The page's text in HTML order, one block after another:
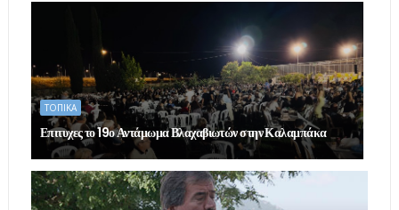
ΤΟΠΙΚΑ
Επιτυχες το 19ο Αντάμωμα Βλαχαβιωτών στην Καλαμπάκα